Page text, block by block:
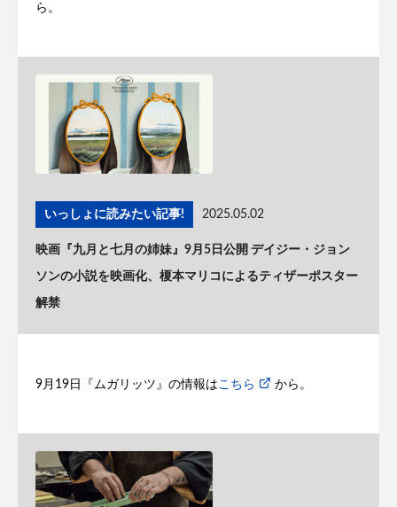
ら。
いっしょに読みたい記事! 2025.05.02
映画『九月と七月の姉妹』9月5日公開 デイジー・ジョン
ソンの小説を映画化、榎本マリコによるティザーポスター
解禁
9月19日『ムガリッツ』の情報はこちら から。